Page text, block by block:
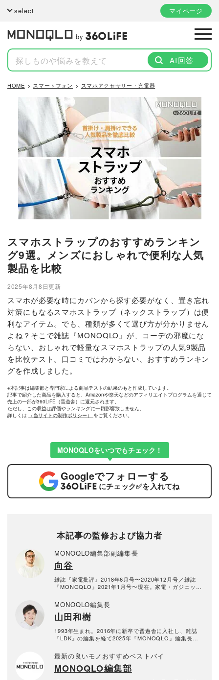
select マイページ
by
AI回答
HOME スマートフォン スマホアクセサリー・充電器
スマホストラップのおすすめランキン
グ9選。メンズにおしゃれで便利な人気
製品を比較
2025年8月8日更新
スマホが必要な時にカバンから探す必要がなく、置き忘れ
対策にもなるスマホストラップ（ネックストラップ）は便
利なアイテム。でも、種類が多くて選び方が分かりません
よね？そこで雑誌『MONOQLO』が、コーデの邪魔にな
らない、おしゃれで軽量なスマホストラップの人気9製品
を比較テスト。口コミではわからない、おすすめランキン
グを作成しました。
※本記事は編集部と専門家による商品テストの結果のもと作成しています。
記事で紹介した商品を購入すると、Amazonや楽天などのアフィリエイトプログラムを通じて
売上の一部が360LiFE（晋遊舎）に還元されます。
ただし、この収益は評価やランキングに一切影響致しません。
詳しくは
（当サイトの制作ポリシー） をご覧ください。
MONOQLOをいつでもチェック！
Googleでフォローする
にチェック✅を入れてね
本記事の監修および協力者
MONOQLO編集部副編集長
向谷
雑誌『家電批評』2018年6月号〜2020年12月号／雑誌
『MONOQLO』2021年1月号〜現在。家電・ガジェッ
MONOQLO編集長
山田和樹
1993年生まれ。2016年に新卒で晋遊舎に入社し、雑誌
『LDK』の編集を経て2025年『MONOQLO』編集長に
ストしてきたが、デジタルガジェット、アウトドアグッ
ズ、マネーが得意。テストのためなら大学研究所から中
華料理店まであらゆる場所に押しかける。
最新の良いモノおすすめベストバイ
MONOQLO編集部